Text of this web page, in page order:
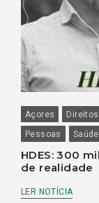
Açores
Pessoas
HDES: 300
de realidade
LER NOTÍCIA